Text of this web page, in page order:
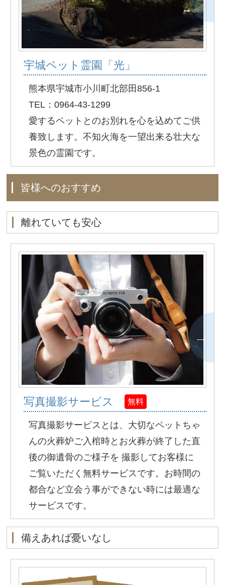
宇城ペット霊園「光」
熊本県宇城市小川町北部田856-1
TEL：0964-43-1299
愛するペットとのお別れを心を込めてご供
養致します。不知火海を一望出来る壮大な
景色の霊園です。
皆様へのおすすめ
離れていても安心
写真撮影サービス 無料
写真撮影サービスとは、大切なペットちゃ
んの火葬炉ご入棺時とお火葬が終了した直
後の御遺骨のご様子を 撮影してお客様に
ご覧いただく無料サービスです。お時間の
都合など立会う事ができない時には最適な
サービスです。
備えあれば憂いなし